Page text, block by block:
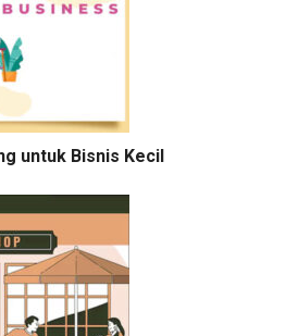
untuk Bisnis Kecil